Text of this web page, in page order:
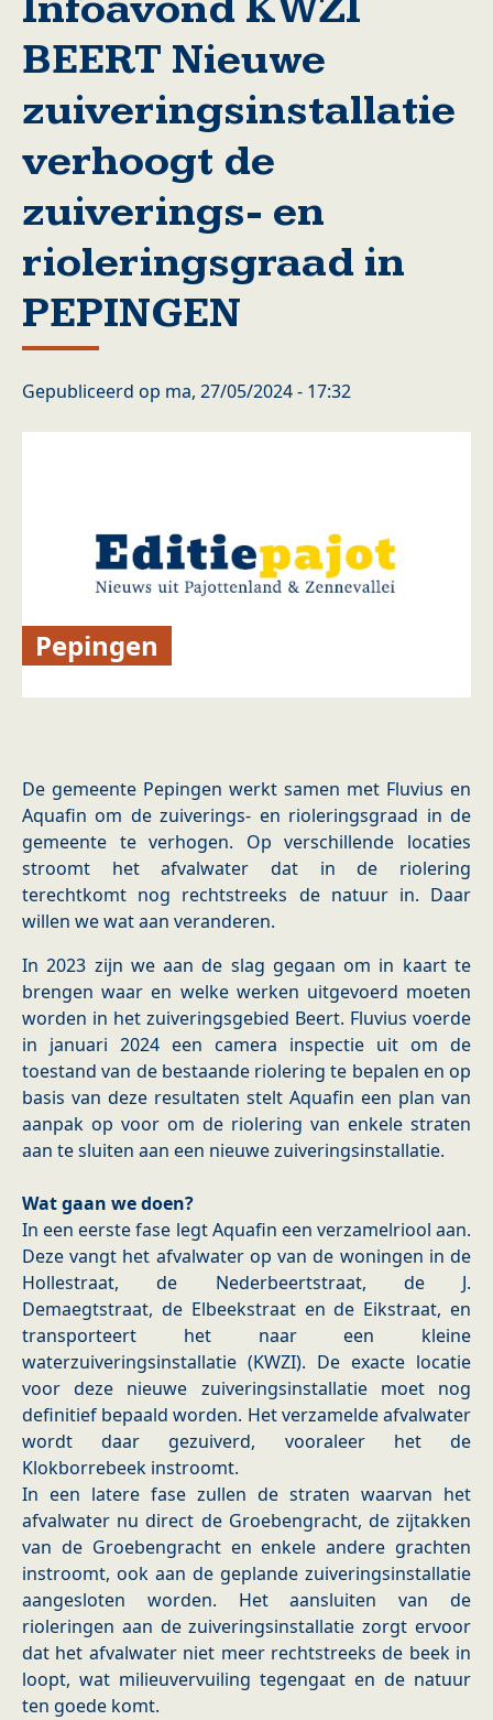
BEERT Nieuwe
zuiveringsinstallatie
verhoogt de
zuiverings- en
rioleringsgraad in
PEPINGEN
Gepubliceerd op ma, 27/05/2024 - 17:32
Pepingen
De gemeente Pepingen werkt samen met Fluvius en
Aquafin om de zuiverings- en rioleringsgraad in de
gemeente te verhogen. Op verschillende locaties
stroomt het afvalwater dat in de riolering
terechtkomt nog rechtstreeks de natuur in. Daar
willen we wat aan veranderen.
In 2023 zijn we aan de slag gegaan om in kaart te
brengen waar en welke werken uitgevoerd moeten
worden in het zuiveringsgebied Beert. Fluvius voerde
in januari 2024 een camera inspectie uit om de
toestand van de bestaande riolering te bepalen en op
basis van deze resultaten stelt Aquafin een plan van
aanpak op voor om de riolering van enkele straten
aan te sluiten aan een nieuwe zuiveringsinstallatie.
Wat gaan we doen?
In een eerste fase legt Aquafin een verzamelriool aan.
Deze vangt het afvalwater op van de woningen in de
Hollestraat, de Nederbeertstraat, de J.
Demaegtstraat, de Elbeekstraat en de Eikstraat, en
transporteert het naar een kleine
waterzuiveringsinstallatie (KWZI). De exacte locatie
voor deze nieuwe zuiveringsinstallatie moet nog
definitief bepaald worden. Het verzamelde afvalwater
wordt daar gezuiverd, vooraleer het de
Klokborrebeek instroomt.
In een latere fase zullen de straten waarvan het
afvalwater nu direct de Groebengracht, de zijtakken
van de Groebengracht en enkele andere grachten
instroomt, ook aan de geplande zuiveringsinstallatie
aangesloten worden. Het aansluiten van de
rioleringen aan de zuiveringsinstallatie zorgt ervoor
dat het afvalwater niet meer rechtstreeks de beek in
loopt, wat milieuvervuiling tegengaat en de natuur
ten goede komt.